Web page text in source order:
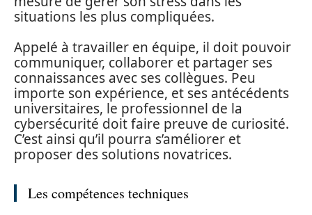
situations les plus compliquées.
Appelé à travailler en équipe, il doit pouvoir
communiquer, collaborer et partager ses
connaissances avec ses collègues. Peu
importe son expérience, et ses antécédents
universitaires, le professionnel de la
cybersécurité doit faire preuve de curiosité.
C’est ainsi qu’il pourra s’améliorer et
proposer des solutions novatrices.
Les compétences techniques